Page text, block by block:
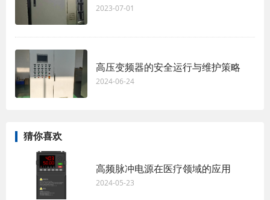
2023-07-01
高压变频器的安全运行与维护策略
2024-06-24
猜你喜欢
高频脉冲电源在医疗领域的应用
2024-05-23